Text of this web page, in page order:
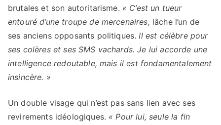
brutales et son autoritarisme. « C’est un tueur
entouré d’une troupe de mercenaires, lâche l’un de
ses anciens opposants politiques.Il est célèbre pour
ses colères et ses SMS vachards. Je lui accorde une
intelligence redoutable, mais il est fondamentalement
insincère. »
Un double visage qui n’est pas sans lien avec ses
revirements idéologiques. « Pour lui, seule la fin